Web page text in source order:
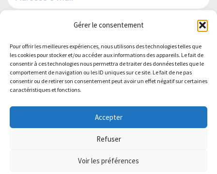
Gérer le consentement
Pour offrir les meilleures expériences, nous utilisons des technologies telles que
les cookies pour stocker et/ou accéder aux informations des appareils. Le fait de
consentir à ces technologies nous permettra de traiter des données telles que le
comportement de navigation ou les ID uniques sur ce site. Le fait de ne pas
consentir ou de retirer son consentement peut avoir un effet négatif sur certaines
caractéristiques et fonctions.
Accepter
Refuser
Voir les préférences
Je m'abonne
Alternative:
Suivez-nous sur :
légales–Plan du site